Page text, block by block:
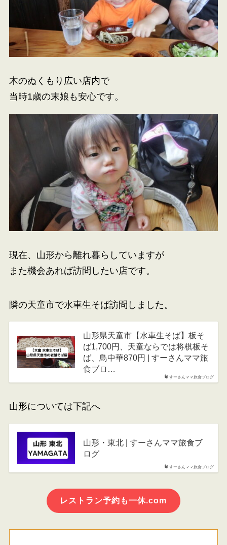
木のぬくもり広い店内で
当時1歳の末娘も安心です。
現在、山形から離れ暮らしていますが
また機会あれば訪問したい店です。
隣の天童市で水車生そば訪問しました。
すーさんママ旅食ブログ
山形県天童市【水車生そば】板そ
ば1,700円、天童ならでは将棋板そ
ば、鳥中華870円 | すーさんママ旅
食ブロ…
山形については下記へ
すーさんママ旅食ブログ
山形・東北 | すーさんママ旅食ブ
ログ
レストラン予約も一休.com